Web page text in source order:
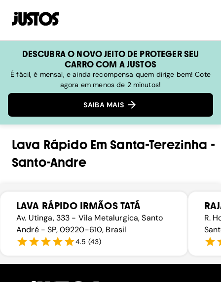
DESCUBRA O NOVO JEITO DE PROTEGER SEU
CARRO COM A JUSTOS
É fácil, é mensal, e ainda recompensa quem dirige bem! Cote
agora em menos de 2 minutos!
SAIBA MAIS
Lava RápidoEm Santa-Terezinha -
Santo-Andre
LAVA RÁPIDO IRMÃOS TATÁ
Av. Utinga, 333 - Vila Metalurgica, Santo
André - SP, 09220-610, Brasil
4.5 (43)
R.